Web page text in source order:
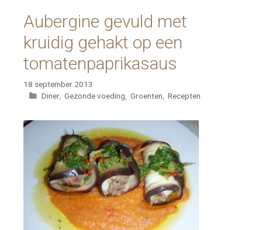
Aubergine gevuld met
kruidig gehakt op een
tomatenpaprikasaus
18 september 2013
Categorieën
Diner, Gezonde voeding Groenten Recepten